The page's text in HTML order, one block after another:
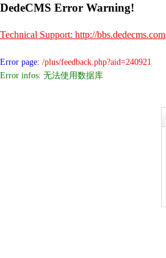
DedeCMS Error Warning!
Technical Support: http://bbs.dedecms.com
Error page: /plus/feedback.php?aid=240921
Error infos: 无法使用数据库